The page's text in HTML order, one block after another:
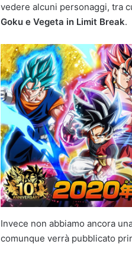
vedere alcuni personaggi, tra
Goku e Vegeta in Limit Break.
Invece non abbiamo ancora
comunque verrà pubblicato